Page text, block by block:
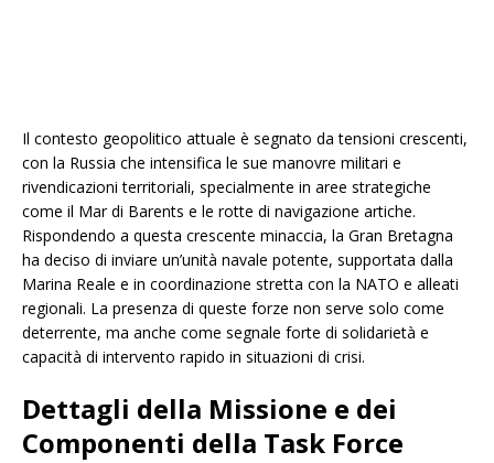
Il contesto geopolitico attuale è segnato da tensioni crescenti,
con la Russia che intensifica le sue manovre militari e
rivendicazioni territoriali, specialmente in aree strategiche
come il Mar di Barents e le rotte di navigazione artiche.
Rispondendo a questa crescente minaccia, la Gran Bretagna
ha deciso di inviare un’unità navale potente, supportata dalla
Marina Reale e in coordinazione stretta con la NATO e alleati
regionali. La presenza di queste forze non serve solo come
deterrente, ma anche come segnale forte di solidarietà e
capacità di intervento rapido in situazioni di crisi.
Dettagli della Missione e dei
Componenti della Task Force